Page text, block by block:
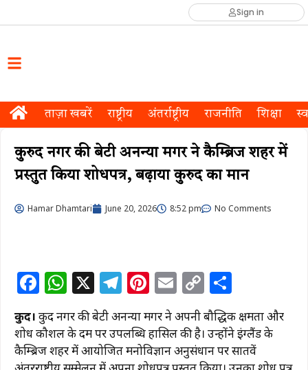
Sign in
ताज़ा खबरें राष्ट्रीय अंतर्राष्ट्रीय राजनीति शिक्षा
कुरुद नगर की बेटी अनन्या मगर ने कैम्ब्रिज शहर में
प्रस्तुत किया शोधपत्र, बढ़ाया कुरुद का मान
Hamar Dhamtari June 20, 2026 8:52 pm No Comments
F
c
e
W
at
s
X T
e
g
Pi
te
re
E
m
ai
l
C
o
p
y
ar
e
कुरुद। कुरुद नगर की बेटी अनन्या मगर ने अपनी बौद्धिक क्षमता और
शोध कौशल के दम पर उपलब्धि हासिल की है। उन्होंने इंग्लैंड के
कैम्ब्रिज शहर में आयोजित मनोविज्ञान अनुसंधान पर सातवें